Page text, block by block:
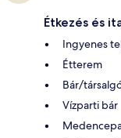
Étkezés és
Ingyenes
Étterem
Bár/
Vízparti bár